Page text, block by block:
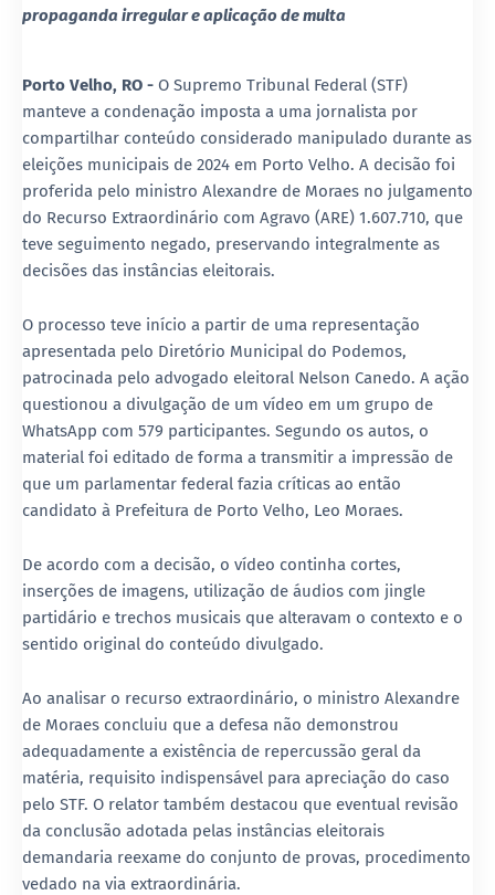
propaganda irregular e aplicação de multa
Porto Velho, RO - O Supremo Tribunal Federal (STF)
manteve a condenação imposta a uma jornalista por
compartilhar conteúdo considerado manipulado durante as
eleições municipais de 2024 em Porto Velho. A decisão foi
proferida pelo ministro Alexandre de Moraes no julgamento
do Recurso Extraordinário com Agravo (ARE) 1.607.710, que
teve seguimento negado, preservando integralmente as
decisões das instâncias eleitorais.
O processo teve início a partir de uma representação
apresentada pelo Diretório Municipal do Podemos,
patrocinada pelo advogado eleitoral Nelson Canedo. A ação
questionou a divulgação de um vídeo em um grupo de
WhatsApp com 579 participantes. Segundo os autos, o
material foi editado de forma a transmitir a impressão de
que um parlamentar federal fazia críticas ao então
candidato à Prefeitura de Porto Velho, Leo Moraes.
De acordo com a decisão, o vídeo continha cortes,
inserções de imagens, utilização de áudios com jingle
partidário e trechos musicais que alteravam o contexto e o
sentido original do conteúdo divulgado.
Ao analisar o recurso extraordinário, o ministro Alexandre
de Moraes concluiu que a defesa não demonstrou
adequadamente a existência de repercussão geral da
matéria, requisito indispensável para apreciação do caso
pelo STF. O relator também destacou que eventual revisão
da conclusão adotada pelas instâncias eleitorais
demandaria reexame do conjunto de provas, procedimento
vedado na via extraordinária.